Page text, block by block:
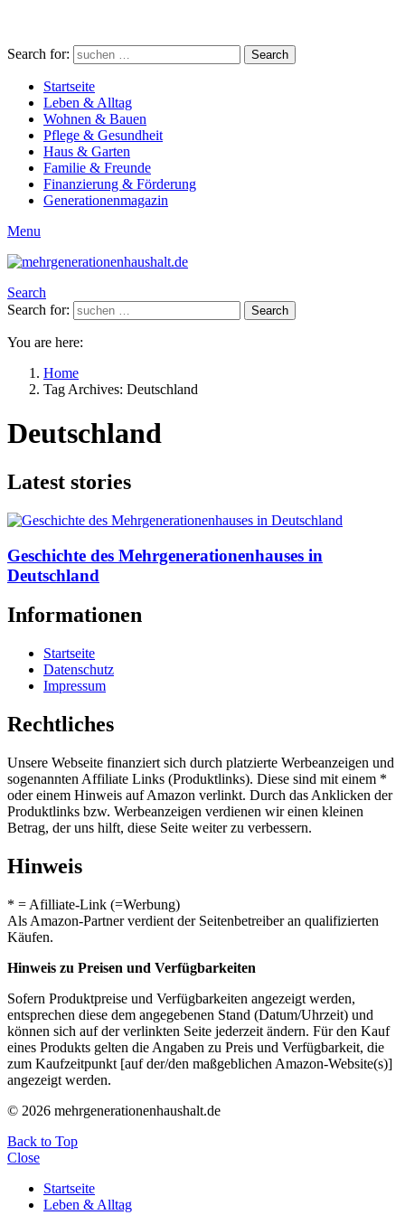
Search for: Search
Startseite
Leben & Alltag
Wohnen & Bauen
Pflege & Gesundheit
Haus & Garten
Familie & Freunde
Finanzierung & Förderung
Generationenmagazin
Menu
Search
Search for:
Search
You are here:
Home
Tag Archives: Deutschland
Deutschland
Latest stories
Geschichte des Mehrgenerationenhauses in
Deutschland
Informationen
Startseite
Datenschutz
Impressum
Rechtliches
Unsere Webseite finanziert sich durch platzierte Werbeanzeigen und
sogenannten Affiliate Links (Produktlinks). Diese sind mit einem *
oder einem Hinweis auf Amazon verlinkt. Durch das Anklicken der
Produktlinks bzw. Werbeanzeigen verdienen wir einen kleinen
Betrag, der uns hilft, diese Seite weiter zu verbessern.
Hinweis
* = Afilliate-Link (=Werbung)
Als Amazon-Partner verdient der Seitenbetreiber an qualifizierten
Käufen.
Hinweis zu Preisen und Verfügbarkeiten
Sofern Produktpreise und Verfügbarkeiten angezeigt werden,
entsprechen diese dem angegebenen Stand (Datum/Uhrzeit) und
können sich auf der verlinkten Seite jederzeit ändern. Für den Kauf
eines Produkts gelten die Angaben zu Preis und Verfügbarkeit, die
zum Kaufzeitpunkt [auf der/den maßgeblichen Amazon-Website(s)]
angezeigt werden.
© 2026 mehrgenerationenhaushalt.de
Back to Top
Close
Startseite
Leben & Alltag